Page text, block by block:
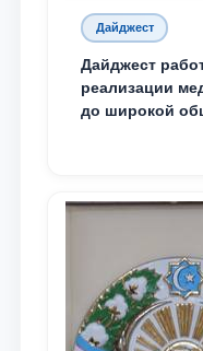
Дайджест
Дайджест
реализации
до широкой
содержания
Мажлису и